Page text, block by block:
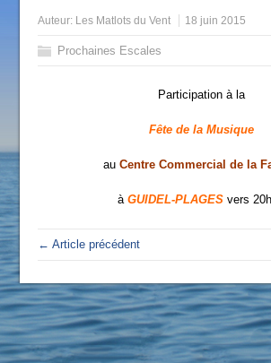
Auteur: Les Matlots du Vent 18 juin 2015
Prochaines Escales
Participation à la
Fête de la Musique
au Centre Commercial de la
à GUIDEL-PLAGES vers
← Article précédent